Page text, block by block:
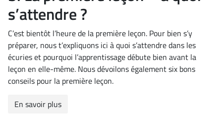
s’attendre ?
C’est bientôt l’heure de la première leçon. Pour bien s’y
préparer, nous t’expliquons ici à quoi s’attendre dans les
écuries et pourquoi l’apprentissage débute bien avant la
leçon en elle-même. Nous dévoilons également six bons
conseils pour la première leçon.
En savoir plus